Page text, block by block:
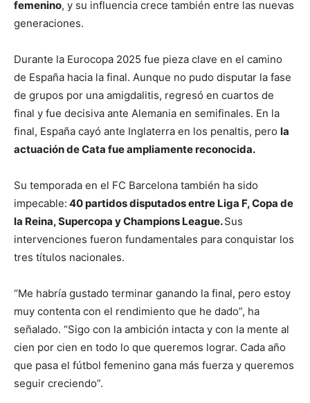
femenino, y su influencia crece también entre las nuevas
generaciones.
Durante la Eurocopa 2025 fue pieza clave en el camino
de España hacia la final. Aunque no pudo disputar la fase
de grupos por una amigdalitis, regresó en cuartos de
final y fue decisiva ante Alemania en semifinales. En la
final, España cayó ante Inglaterra en los penaltis, pero la
actuación de Cata fue ampliamente reconocida.
Su temporada en el FC Barcelona también ha sido
impecable: 40 partidos disputados entre Liga F, Copa de
la Reina, Supercopa y Champions League.Sus
intervenciones fueron fundamentales para conquistar los
tres títulos nacionales.
“Me habría gustado terminar ganando la final, pero estoy
muy contenta con el rendimiento que he dado”, ha
señalado. “Sigo con la ambición intacta y con la mente al
cien por cien en todo lo que queremos lograr. Cada año
que pasa el fútbol femenino gana más fuerza y queremos
seguir creciendo”.